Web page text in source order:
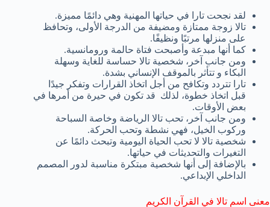
لقد نجحت تارا في حياتها المهنية وهي دائمًا مميزة.
تالا زوجة ممتازة ومضيفة من الدرجة الأولى، وتحافظ
على منزلها مرتبًا ونظيفًا.
كما أنها مبدعة وأصبحت فتاة حالمة ورومانسية.
ومن جانب آخر، شخصية تالا حساسة للغاية وسهلة
البكاء و تتأثر بالموقف الإنساني بشدة.
تارا تتردد وتكافح من أجل اتخاذ القرارات وتفكر جيدًا
قبل اتخاذ خطوة، لذلك قد تكون في حيرة من أمرها في
بعض الأوقات.
ومن جانب آخر، تحب تالا الرياضة وخاصة السباحة
وركوب الخيل، فهي نشطة وتحب الحركة.
شخصية تالا لا تحب الحياة اليومية وتبحث دائمًا عن
التغيرات والتحديثات في حياتها.
بالإضافة إلى أنها شخصية مبتكرة مناسبة لدور المصمم
الداخلي الإبداعي.
معنى اسم تالا في القرآن الكريم